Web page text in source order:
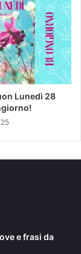
Lunedì 28
e frasi da